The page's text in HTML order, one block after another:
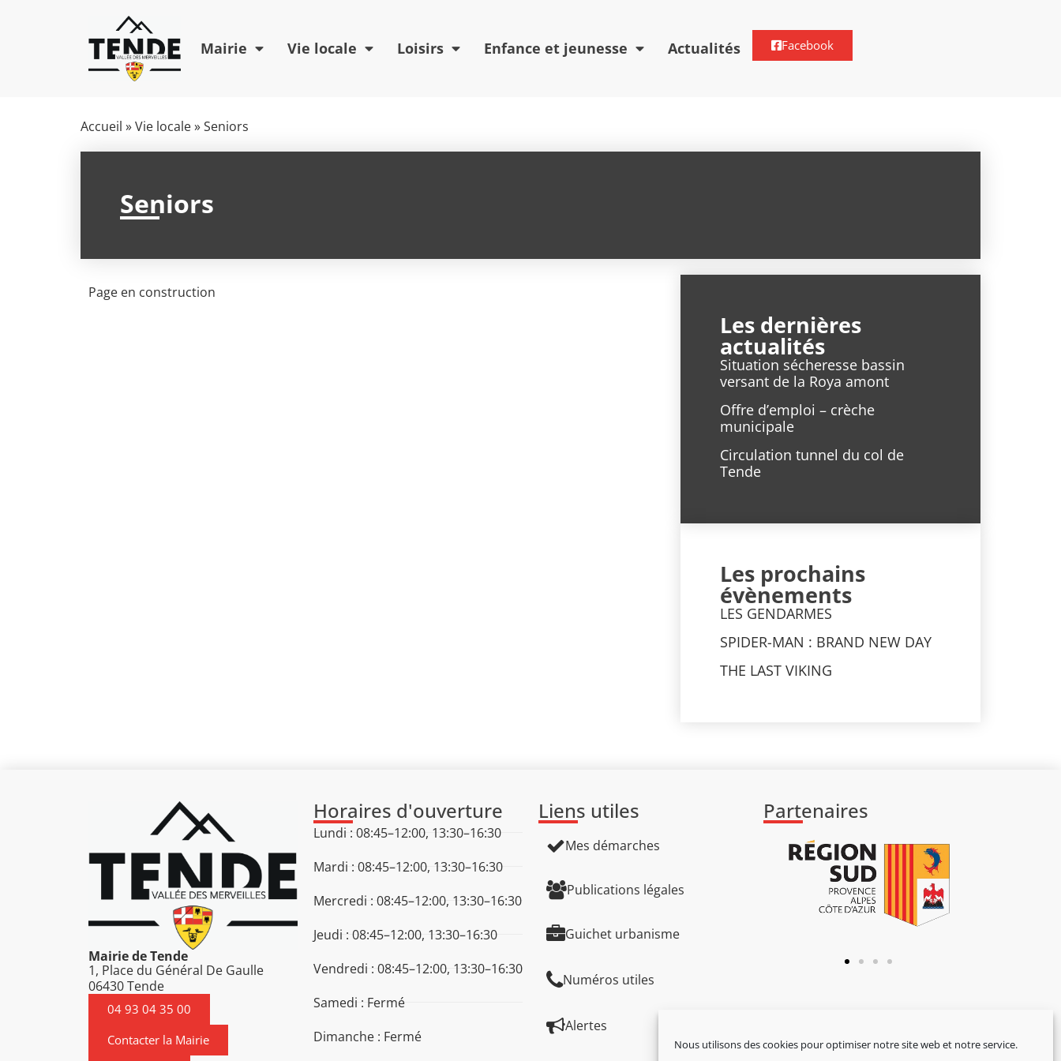
Nous utilisons des cookies pour optimiser notre site web et notre service.
Mairie Vie locale Loisirs Enfance et jeunesse Actualités Facebook
Accueil »Vie locale»Seniors
Seniors
Page en construction
Les dernières
actualités
Situation sécheresse bassin
versant de la Roya amont
Offre d’emploi – crèche
municipale
Circulation tunnel du col de
Tende
Les prochains
évènements
LES GENDARMES
SPIDER-MAN : BRAND NEW DAY
THE LAST VIKING
Mairie de Tende
1, Place du Général De Gaulle
06430 Tende
04 93 04 35 00
Contacter la Mairie
Horaires d'ouverture
Lundi : 08:45–12:00, 13:30–16:30
Mardi : 08:45–12:00, 13:30–16:30
Mercredi : 08:45–12:00, 13:30–16:30
Jeudi : 08:45–12:00, 13:30–16:30
Vendredi : 08:45–12:00, 13:30–16:30
Samedi : Fermé
Dimanche : Fermé
Liens utiles
Mes démarches
Publications légales
Guichet urbanisme
Numéros utiles
Alertes
Partenaires